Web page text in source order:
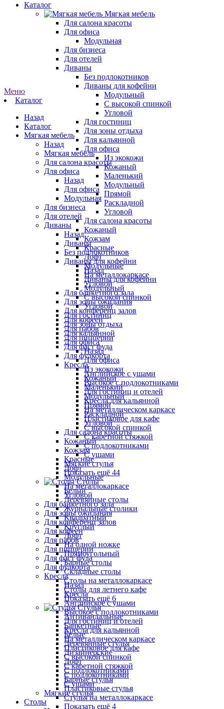
Каталог
Мягкая мебель
Для салона красоты
Для офиса
Модульная
Для бизнеса
Для отелей
Диваны
Без подлокотников
Диваны для кофейни
Модульный
С высокой спинкой
Угловой
Для гостиниц
Для зоны отдыха
Для кальянной
Для офиса
Из экокожи
Кожаный
Маленький
Модульный
Прямой
Раскладной
Угловой
Для салона красоты
Кожаный
Кожзам
Красные
Лофт
Модульные
На металлокаркасе
Угловой
Для банкетного зала
Для зоны ожидания
Для конференц залов
Для кофеен
Для пабов
Для пиццерии
Для фаст фуда
Для фудкорта
Кресла
Английское с ушами
Высокое с подлокотниками
Для гостиниц и отелей
Кресла для кальянной
На металлическом каркасе
Пластиковое для кафе
С высокой спинкой
С каретной стяжкой
С подлокотниками
С ушами
Мягкие стулья
Показать ещё 44
Столы
Белый
Деревянные столы
Журнальные столики
Квадратный
Круглый
Лофт
На одной ножке
Прямоугольный
Барные столы
Складные столы
Столы на металлокаркасе
Столы для летнего кафе
Показать ещё 6
Стулья
Антивандальные
Банкетные
Белые
Деревянные стулья
Дизайнерские
Лофт
С подлокотниками
Барные стулья
Пластиковые стулья
Стулья на металлокаркасе
Показать ещё 4
Меню
Каталог
Назад
Каталог
Мягкая мебель
Назад
Мягкая мебель
Для салона красоты
Для офиса
Назад
Для офиса
Модульная
Для бизнеса
Для отелей
Диваны
Назад
Диваны
Без подлокотников
Диваны для кофейни
Назад
Диваны для кофейни
Модульный
С высокой спинкой
Угловой
Для гостиниц
Для зоны отдыха
Для кальянной
Для офиса
Назад
Для офиса
Из экокожи
Кожаный
Маленький
Модульный
Прямой
Раскладной
Угловой
Для салона красоты
Кожаный
Кожзам
Красные
Лофт
Модульные
На металлокаркасе
Угловой
Для банкетного зала
Для зоны ожидания
Для конференц залов
Для кофеен
Для пабов
Для пиццерии
Для фаст фуда
Для фудкорта
Кресла
Назад
Кресла
Английское с ушами
Высокое с подлокотниками
Для гостиниц и отелей
Кресла для кальянной
На металлическом каркасе
Пластиковое для кафе
С высокой спинкой
С каретной стяжкой
С подлокотниками
С ушами
Мягкие стулья
Столы